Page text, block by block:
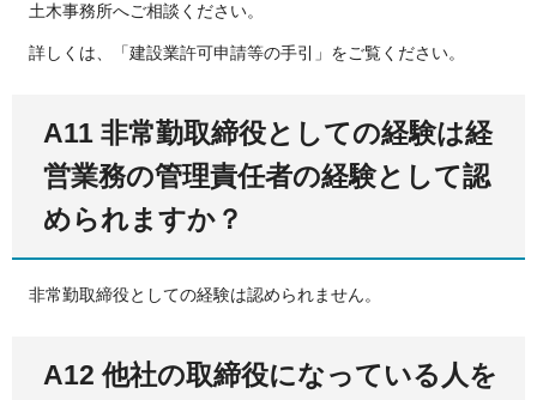
土木事務所へご相談ください。
詳しくは、「建設業許可申請等の手引」をご覧ください。
A11 非常勤取締役としての経験は経
営業務の管理責任者の経験として認
められますか？
非常勤取締役としての経験は認められません。
A12 他社の取締役になっている人を